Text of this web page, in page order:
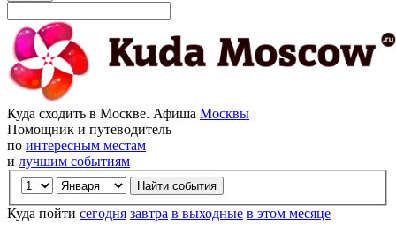
Куда сходить в Москве. Афиша Москвы
Помощник и путеводитель
по интересным местам
и лучшим событиям
Куда пойти сегодня завтра в выходные в этом месяце